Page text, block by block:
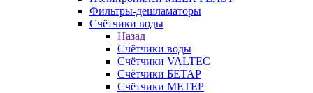
Фильтры-дешламаторы
Счётчики воды
Назад
Счётчики воды
Счётчики VALTEC
Счётчики БЕТАР
Счётчики МЕТЕР